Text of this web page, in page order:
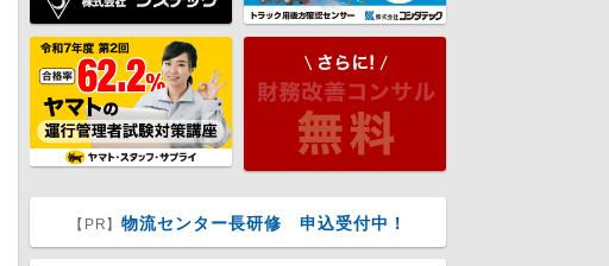
【PR】物流センター長研修 申込受付中！